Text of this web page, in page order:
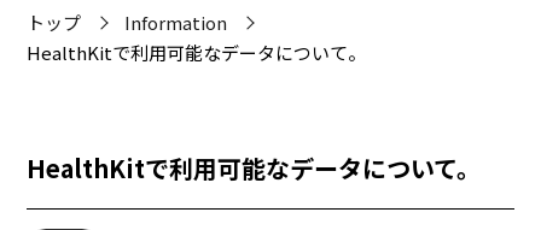
トップ
Information
HealthKitで利用可能なデータについて。
HealthKitで利用可能なデータについて。